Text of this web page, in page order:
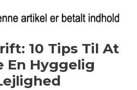
10 Tips Til At
En Hyggelig